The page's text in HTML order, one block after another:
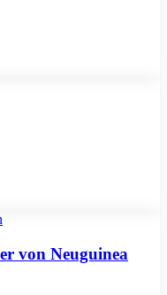
von Neuguinea